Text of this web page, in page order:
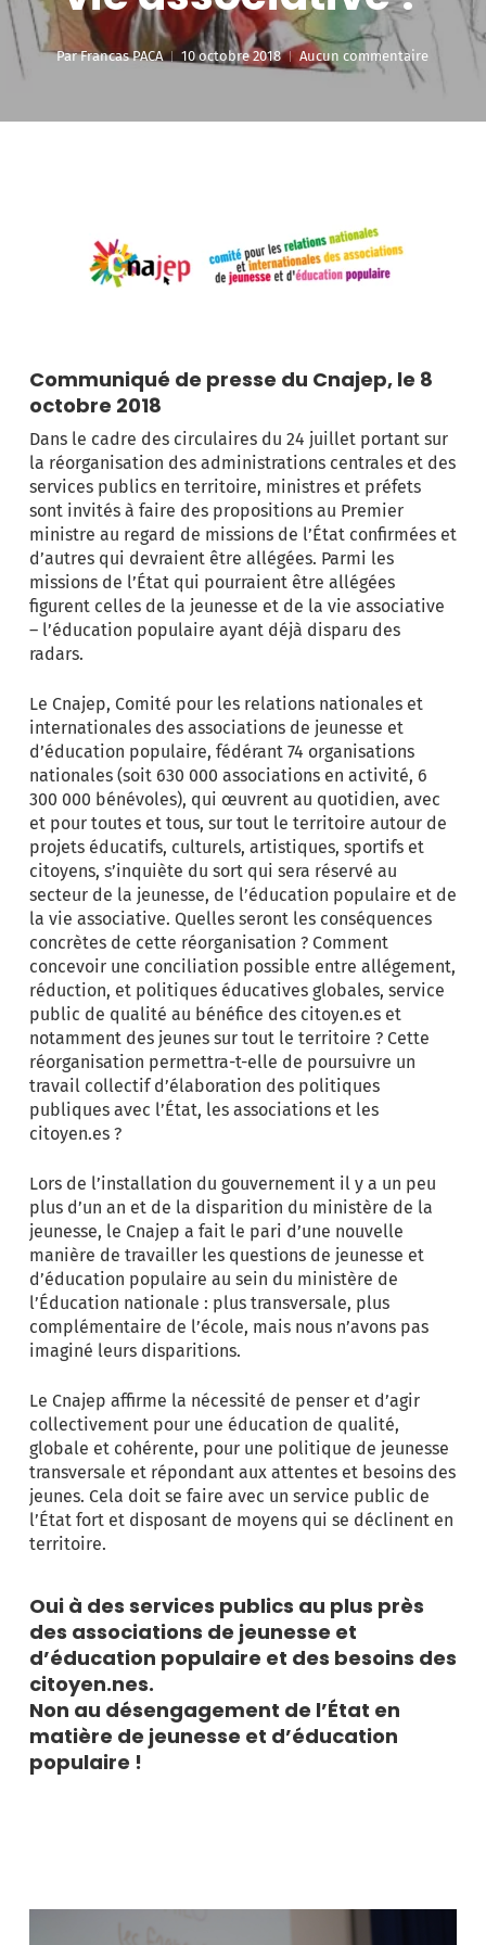
Par Francas PACA 10 octobre 2018 Aucun commentaire
Communiqué de presse du Cnajep, le 8
octobre 2018
Dans le cadre des circulaires du 24 juillet portant sur
la réorganisation des administrations centrales et des
services publics en territoire, ministres et préfets
sont invités à faire des propositions au Premier
ministre au regard de missions de l’État confirmées et
d’autres qui devraient être allégées. Parmi les
missions de l’État qui pourraient être allégées
figurent celles de la jeunesse et de la vie associative
– l’éducation populaire ayant déjà disparu des
radars.
Le Cnajep, Comité pour les relations nationales et
internationales des associations de jeunesse et
d’éducation populaire, fédérant 74 organisations
nationales (soit 630 000 associations en activité, 6
300 000 bénévoles), qui œuvrent au quotidien, avec
et pour toutes et tous, sur tout le territoire autour de
projets éducatifs, culturels, artistiques, sportifs et
citoyens, s’inquiète du sort qui sera réservé au
secteur de la jeunesse, de l’éducation populaire et de
la vie associative. Quelles seront les conséquences
concrètes de cette réorganisation ? Comment
concevoir une conciliation possible entre allégement,
réduction, et politiques éducatives globales, service
public de qualité au bénéfice des citoyen.es et
notamment des jeunes sur tout le territoire ? Cette
réorganisation permettra-t-elle de poursuivre un
travail collectif d’élaboration des politiques
publiques avec l’État, les associations et les
citoyen.es ?
Lors de l’installation du gouvernement il y a un peu
plus d’un an et de la disparition du ministère de la
jeunesse, le Cnajep a fait le pari d’une nouvelle
manière de travailler les questions de jeunesse et
d’éducation populaire au sein du ministère de
l’Éducation nationale : plus transversale, plus
complémentaire de l’école, mais nous n’avons pas
imaginé leurs disparitions.
Le Cnajep affirme la nécessité de penser et d’agir
collectivement pour une éducation de qualité,
globale et cohérente, pour une politique de jeunesse
transversale et répondant aux attentes et besoins des
jeunes. Cela doit se faire avec un service public de
l’État fort et disposant de moyens qui se déclinent en
territoire.
Oui à des services publics au plus près
des associations de jeunesse et
d’éducation populaire et des besoins des
citoyen.nes.
Non au désengagement de l’État en
matière de jeunesse et d’éducation
populaire !